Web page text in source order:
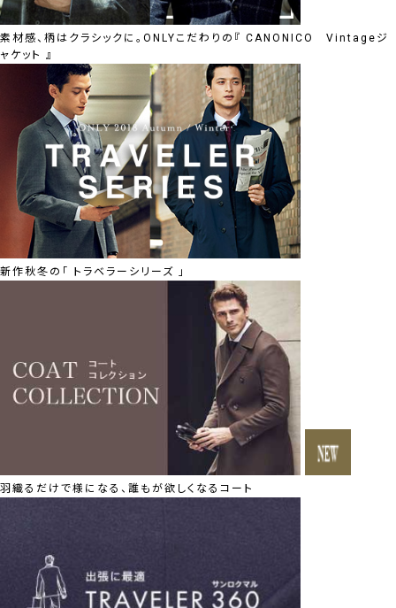
素材感、柄はクラシックに。ONLYこだわりの『 CANONICO Vintageジ
ャケット 』
新作秋冬の「 トラベラーシリーズ 」
羽織るだけで様になる、誰もが欲しくなるコート